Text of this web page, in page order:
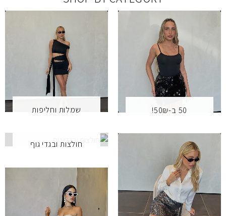
שמלות וחליפות 50 ב-50₪!
חולצות ובגדי גוף